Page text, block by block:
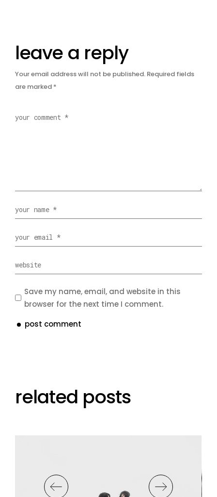
leave a reply
Your email address will not be published. Required fields
are marked *
Save my name, email, and website in this
browser for the next time I comment.
post comment
related posts